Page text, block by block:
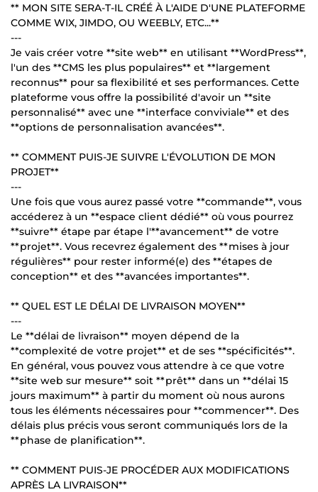
** MON SITE SERA-T-IL CRÉÉ À L'AIDE D'UNE PLATEFORME
COMME WIX, JIMDO, OU WEEBLY, ETC...**
---
Je vais créer votre **site web** en utilisant **WordPress**,
l'un des **CMS les plus populaires** et **largement
reconnus** pour sa flexibilité et ses performances. Cette
plateforme vous offre la possibilité d'avoir un **site
personnalisé** avec une **interface conviviale** et des
**options de personnalisation avancées**.
** COMMENT PUIS-JE SUIVRE L'ÉVOLUTION DE MON
PROJET**
---
Une fois que vous aurez passé votre **commande**, vous
accéderez à un **espace client dédié** où vous pourrez
**suivre** étape par étape l'**avancement** de votre
**projet**. Vous recevrez également des **mises à jour
régulières** pour rester informé(e) des **étapes de
conception** et des **avancées importantes**.
** QUEL EST LE DÉLAI DE LIVRAISON MOYEN**
---
Le **délai de livraison** moyen dépend de la
**complexité de votre projet** et de ses **spécificités**.
En général, vous pouvez vous attendre à ce que votre
**site web sur mesure** soit **prêt** dans un **délai 15
jours maximum** à partir du moment où nous aurons
tous les éléments nécessaires pour **commencer**. Des
délais plus précis vous seront communiqués lors de la
**phase de planification**.
** COMMENT PUIS-JE PROCÉDER AUX MODIFICATIONS
APRÈS LA LIVRAISON**